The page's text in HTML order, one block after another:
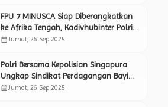
FPU 7 MINUSCA Siap Diberangkatkan
ke Afrika Tengah, Kadivhubinter Polri
Tegaskan Profesionalisme dan Misi
calendar_monthJumat, 26 Sep 2025
Polri Bersama Kepolisian Singapura
Ungkap Sindikat Perdagangan Bayi
Lintas Negara, 22 Tersangka
calendar_monthJumat, 26 Sep 2025